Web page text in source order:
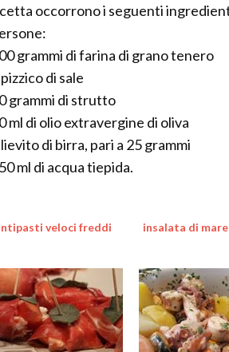
occorrono i seguenti
grammi di farina di grano tenero
di sale
grammi di strutto
ml di olio extravergine di oliva
lievito di birra, pari a 25 grammi
ml di acqua tiepida.
veloci freddi insalata di mare